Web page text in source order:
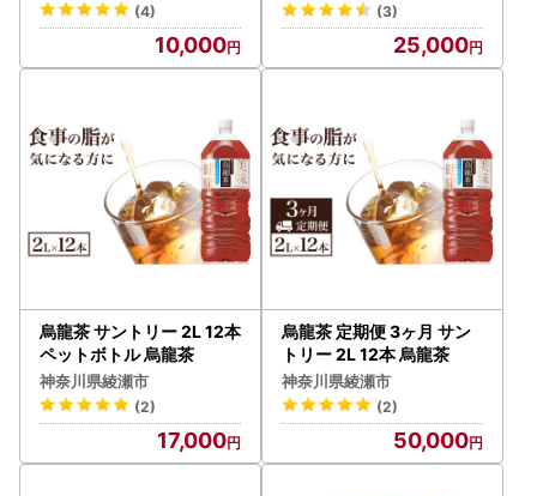
(4)
10,000
(3)
25,000
烏龍茶 サントリー 2L 12本
ペットボトル 烏龍茶
神奈川県綾瀬市
(2)
17,000
烏龍茶 定期便 3ヶ月 サン
トリー 2L 12本 烏龍茶
神奈川県綾瀬市
(2)
50,000